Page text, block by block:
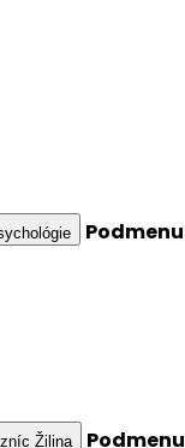
Podmenu
Žilina
Podmenu